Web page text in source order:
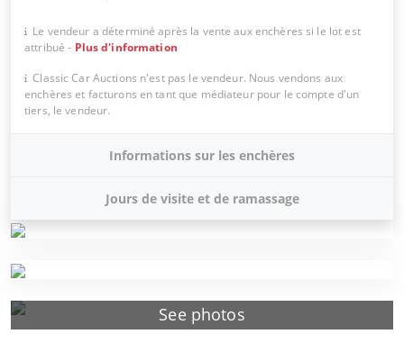
See photos
Le vendeur a déterminé après la vente aux enchères si le lot est
attribué - Plus d'information
Classic Car Auctions n'est pas le vendeur. Nous vendons aux
enchères et facturons en tant que médiateur pour le compte d'un
tiers, le vendeur.
Informations sur les enchères
Jours de visite et de ramassage